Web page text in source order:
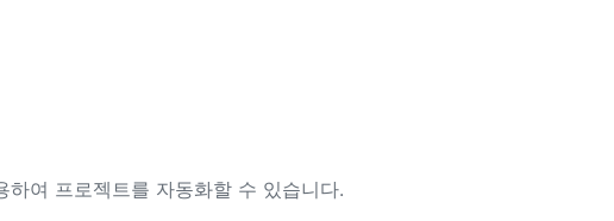
하여 프로젝트를 자동화할 수 있습니다.